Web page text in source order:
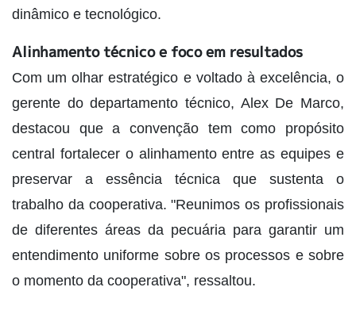
dinâmico e tecnológico.
Alinhamento técnico e foco em resultados
Com um olhar estratégico e voltado à excelência, o
gerente do departamento técnico, Alex De Marco,
destacou que a convenção tem como propósito
central fortalecer o alinhamento entre as equipes e
preservar a essência técnica que sustenta o
trabalho da cooperativa. "Reunimos os profissionais
de diferentes áreas da pecuária para garantir um
entendimento uniforme sobre os processos e sobre
o momento da cooperativa", ressaltou.